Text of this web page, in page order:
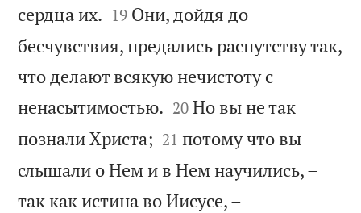
сердца их. 

19 Они, дойдя до
бесчувствия, предались распутству так,
что делают всякую нечистоту с
ненасытимостью. 

20 Но вы не так
познали Христа; 

21 потому что вы
слышали о Нем и в Нем научились, –
так как истина во Иисусе, –